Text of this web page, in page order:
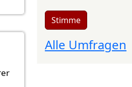
Stimme
Alle Umfragen